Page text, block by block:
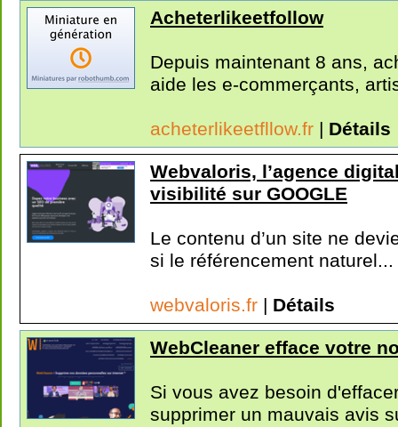
Acheterlikeetfollow
Depuis maintenant 8 ans,
aide les e-commerçants,
acheterlikeetfllow.fr | Détails
Webvaloris, l’agence
visibilité sur GOOGLE
Le contenu d’un site ne
si le référencement naturel...
webvaloris.fr | Détails
WebCleaner efface votre
Si vous avez besoin
supprimer un mauvais avis